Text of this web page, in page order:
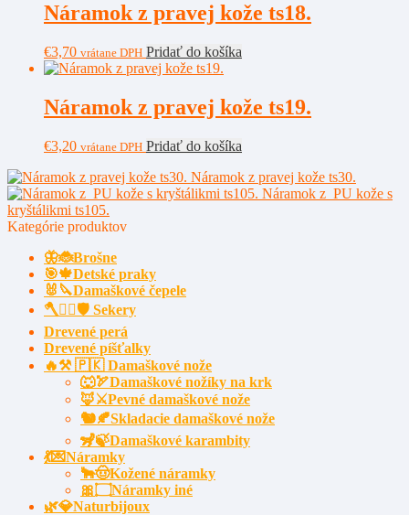
Náramok z pravej kože ts18.
€3,70 vrátane DPH Pridať do košíka
Náramok z pravej kože ts19.
€3,20 vrátane DPH Pridať do košíka
Náramok z pravej kože ts30.
Náramok z PU kože s
kryštálikmi ts105.
Kategórie produktov
🦋🐞Brošne
🎯🍁Detské praky
🐰🔪Damaškové čepele
🪓🧔‍♂️🛡️ Sekery
Drevené perá
Drevené píšťalky
🔥⚒️ 🇵🇰 Damaškové nože
🐺🏹Damaškové nožíky na krk
🦊⚔️Pevné damaškové nože
🐿️🍂Skladacie damaškové nože
🦨🍃Damaškové karambity
💃💌Náramky
🐂🤠Kožené náramky
🎀۝Náramky iné
🌿💎Naturbijoux